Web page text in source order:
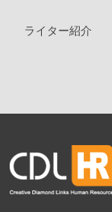
ライター紹介